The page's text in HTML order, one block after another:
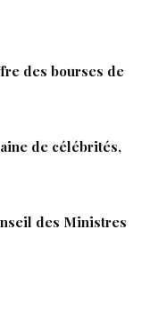
des bourses de
de célébrités,
des Ministres